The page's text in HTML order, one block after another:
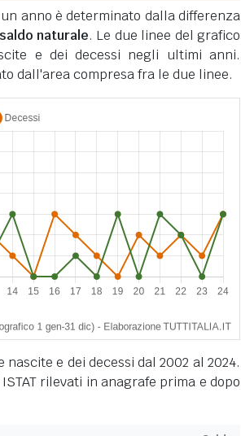
anno è determinato dalla differenza
saldo naturale. Le due linee del grafico
e dei decessi negli ultimi anni.
dall'area compresa fra le due linee.
e dei decessi dal 2002 al 2024.
rilevati in anagrafe prima e dopo